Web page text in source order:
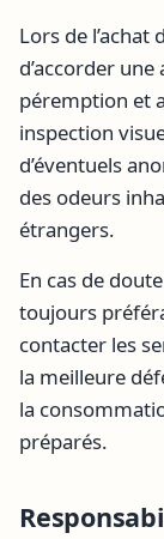
Lors de
d’accorder
péremption et
inspection
d’éventuels
des odeurs
étrangers.
En cas de
toujours
contacter les
la meilleure
la
préparés.